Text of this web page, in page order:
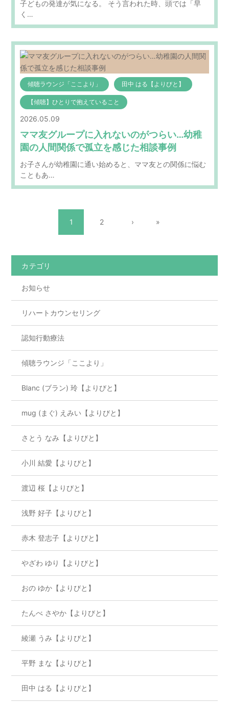
子どもの発達が気になる。 そう言われた時、頭では「早
く…
傾聴ラウンジ「ここより」 田中 はる【よりびと】
【傾聴】ひとりで抱えていること
2026.05.09
ママ友グループに入れないのがつらい…幼稚
園の人間関係で孤立を感じた相談事例
お子さんが幼稚園に通い始めると、ママ友との関係に悩む
こともあ…
1 2 › »
カテゴリ
お知らせ
リハートカウンセリング
認知行動療法
傾聴ラウンジ「ここより」
Blanc (ブラン) 玲【よりびと】
mug (まぐ) えみい【よりびと】
さとう なみ【よりびと】
小川 結愛【よりびと】
渡辺 桜【よりびと】
浅野 好子【よりびと】
赤木 登志子【よりびと】
やざわ ゆり【よりびと】
おの ゆか【よりびと】
たんべ さやか【よりびと】
綾瀬 うみ【よりびと】
平野 まな【よりびと】
田中 はる【よりびと】